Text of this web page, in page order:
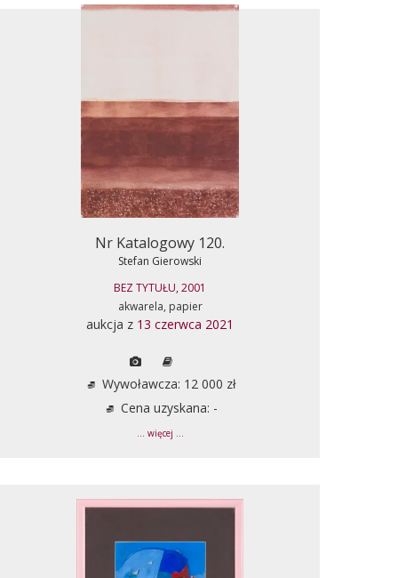
Nr Katalogowy 120.
Stefan Gierowski
BEZ TYTUŁU, 2001
akwarela, papier
aukcja z 13 czerwca 2021
Wywoławcza: 12 000 zł
Cena uzyskana: -
... więcej ...